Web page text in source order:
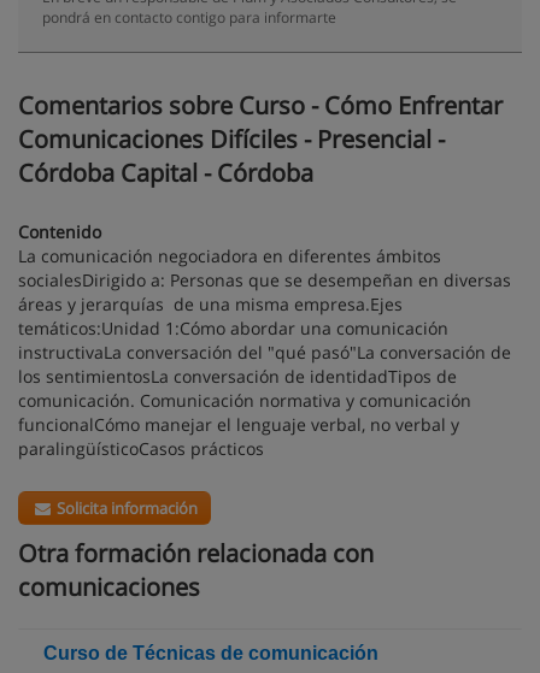
pondrá en contacto contigo para informarte
Comentarios sobre Curso - Cómo Enfrentar
Comunicaciones Difíciles - Presencial -
Córdoba Capital - Córdoba
Contenido
La comunicación negociadora en diferentes ámbitos
socialesDirigido a: Personas que se desempeñan en diversas
áreas y jerarquías de una misma empresa.Ejes
temáticos:Unidad 1:Cómo abordar una comunicación
instructivaLa conversación del "qué pasó"La conversación de
los sentimientosLa conversación de identidadTipos de
comunicación. Comunicación normativa y comunicación
funcionalCómo manejar el lenguaje verbal, no verbal y
paralingüísticoCasos prácticos
Solicita información
Otra formación relacionada con
comunicaciones
Curso de Técnicas de comunicación